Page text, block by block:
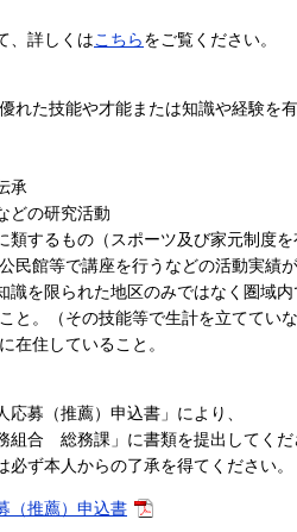
、詳しくはこちらをご覧ください。
れた技能や才能または知識や経験を有
承
どの研究活動
類するもの（スポーツ及び家元制度を
民館等で講座を行うなどの活動実績
を限られた地区のみではなく圏域内
と。（その技能等で生計を立てていな
在住していること。
応募（推薦）申込書」により、
組合 総務課」に書類を提出してくだ
ず本人からの了承を得てください。
（推薦）申込書